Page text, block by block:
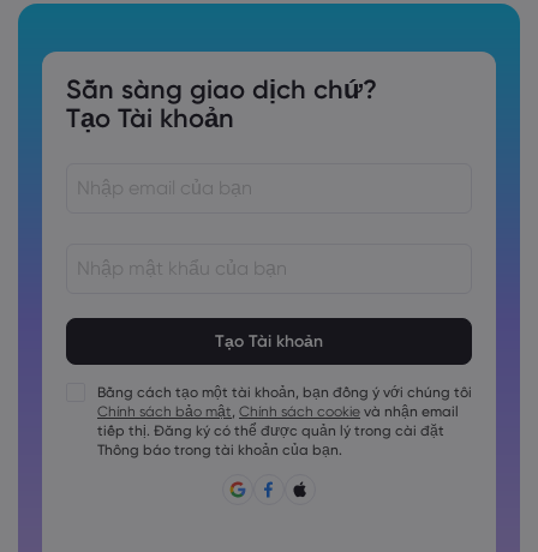
Sẵn sàng giao dịch chứ?
Tạo Tài khoản
Các mật khẩu phải chứa ít nhất 1 ký tự viết hoa
Các mật khẩu phải chứa ít nhất 1 ký tự viết thường
Mật khẩu phải chứa ~!@#£%^&amp;*()_-+=:;&lt;&gt;\{,\[]?,.
Bằng cách tạo một tài khoản, bạn đồng ý với chúng tôi
Chính sách bảo mật, Chính sách cookie và nhận email
tiếp thị. Đăng ký có thể được quản lý trong cài đặt
Thông báo trong tài khoản của bạn.